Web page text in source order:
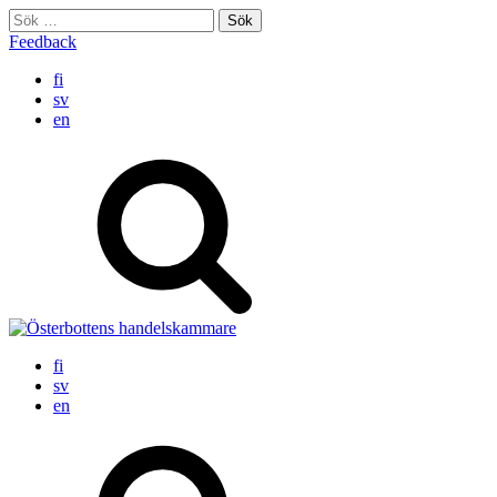
Skip
to
Sök
efter:
Feedback
fi
sv
en
fi
sv
en